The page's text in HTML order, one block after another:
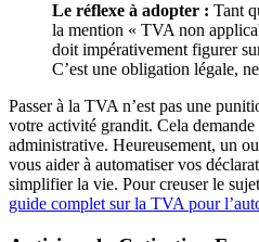
Le réflexe à adopter : Tant
la mention « TVA non
doit impérativement figurer
C’est une obligation légale,
Passer à la TVA n’est pas une
votre activité grandit. Cela
administrative. Heureusement, un
vous aider à automatiser vos
simplifier la vie. Pour creuser le
guide complet sur la TVA pour